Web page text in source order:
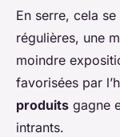
En serre, cela
régulières, une
moindre
favorisées par
produits gagne
intrants.